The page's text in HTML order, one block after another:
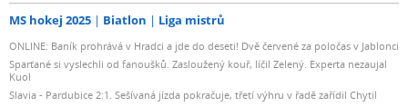
MS hokej 2025 Biatlon Liga mistrů
ONLINE: Baník prohrává v Hradci a jde do deseti! Dvě červené za poločas v Jablonci
Sparťané si vyslechli od fanoušků. Zasloužený kouř, líčil Zelený. Experta nezaujal
Kuol
Slavia - Pardubice 2:1. Sešívaná jízda pokračuje, třetí výhru v řadě zařídil Chytil